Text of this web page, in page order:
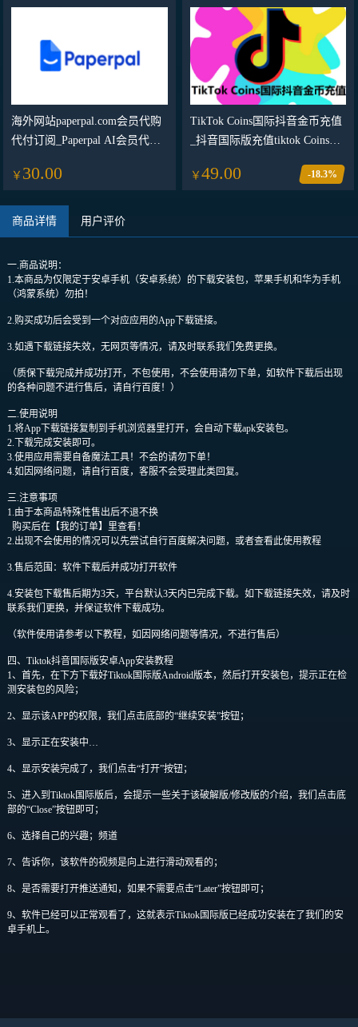
海外网站paperpal.com会员代购
代付订阅_Paperpal AI会员代购
￥ 30.00
TikTok Coins国际抖音金币充值
_抖音国际版充值tiktok Coins金
￥49.00 -18.3%
商品详情 用户评价
一.商品说明：
1.本商品为仅限定于安卓手机（安卓系统）的下载安装包，苹果手机和华为手机
（鸿蒙系统）勿拍！
2.购买成功后会受到一个对应应用的App下载链接。
3.如遇下载链接失效，无网页等情况，请及时联系我们免费更换。
（质保下载完成并成功打开，不包使用，不会使用请勿下单，如软件下载后出现
的各种问题不进行售后，请自行百度！）
二.使用说明
1.将App下载链接复制到手机浏览器里打开，会自动下载apk安装包。
2.下载完成安装即可。
3.使用应用需要自备魔法工具！不会的请勿下单！
4.如因网络问题，请自行百度，客服不会受理此类回复。
三.注意事项
1.由于本商品特殊性售出后不退不换
购买后在【我的订单】里查看！
2.出现不会使用的情况可以先尝试自行百度解决问题，或者查看此使用教程
3.售后范围：软件下载后并成功打开软件
4.安装包下载售后期为3天，平台默认3天内已完成下载。如下载链接失效，请及时
联系我们更换，并保证软件下载成功。
（软件使用请参考以下教程，如因网络问题等情况，不进行售后）
四、Tiktok抖音国际版安卓App安装教程
1、首先，在下方下载好Tiktok国际版Android版本，然后打开安装包，提示正在检
测安装包的风险；
2、显示该APP的权限，我们点击底部的“继续安装”按钮；
3、显示正在安装中…
4、显示安装完成了，我们点击“打开”按钮；
5、进入到Tiktok国际版后，会提示一些关于该破解版/修改版的介绍，我们点击底
部的“Close”按钮即可；
6、选择自己的兴趣；频道
7、告诉你，该软件的视频是向上进行滑动观看的；
8、是否需要打开推送通知，如果不需要点击“Later”按钮即可；
9、软件已经可以正常观看了，这就表示Tiktok国际版已经成功安装在了我们的安
卓手机上。